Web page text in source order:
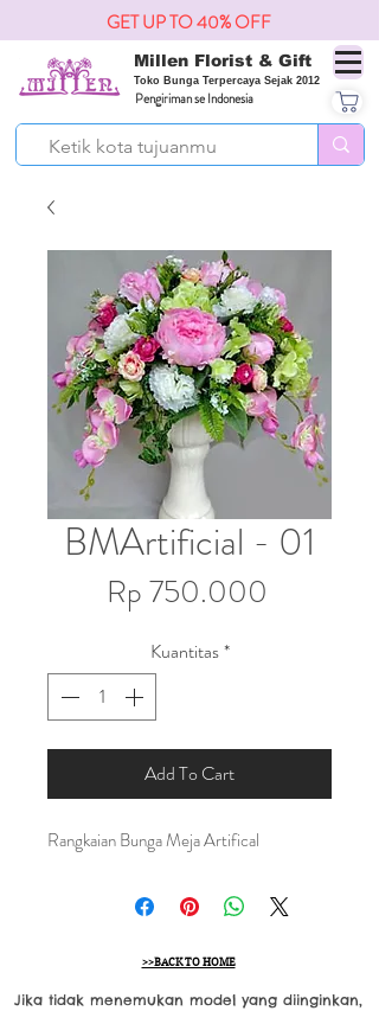
Millen Florist & Gift
Toko Bunga Terpercaya Sejak 2012
Pengiriman se Indonesia
GET UP TO 40% OFF
BMArtificial - 01
Rp 750.000
Kuantitas*
Add To Cart
Rangkaian Bunga Meja Artifical
>>BACK TO HOME
Jika tidak menemukan model yang diinginkan,